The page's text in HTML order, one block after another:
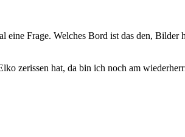
Frage. Welches Bord ist das den,
zerissen hat, da bin ich noch am